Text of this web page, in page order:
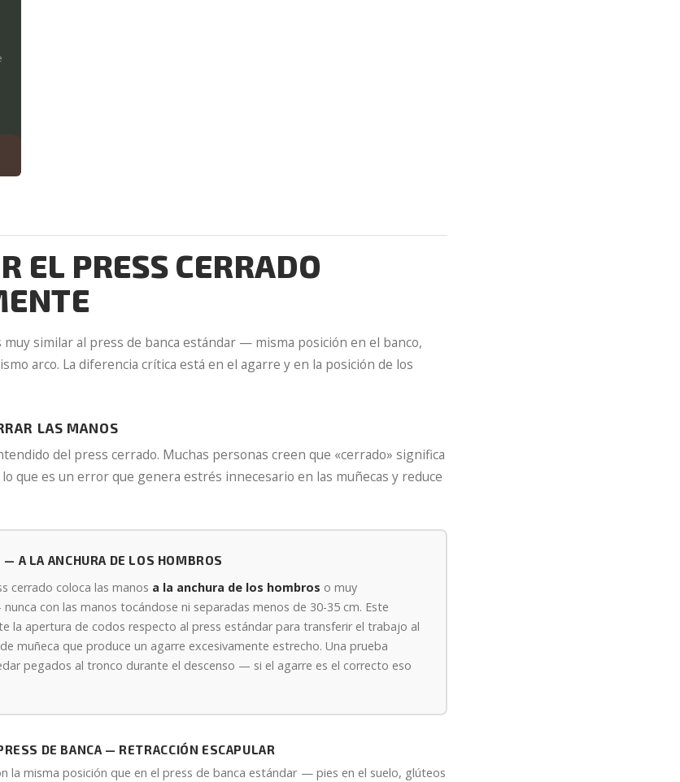
EL PRESS CERRADO
muy similar al press de banca estándar — misma posición en el banco,
arco. La diferencia crítica está en el agarre y en la posición de los
LAS MANOS
del press cerrado. Muchas personas creen que «cerrado» significa
que es un error que genera estrés innecesario en las muñecas y reduce
— A LA ANCHURA DE LOS HOMBROS
cerrado coloca las manos a la anchura de los hombros o muy
con las manos tocándose ni separadas menos de 30-35 cm. Este
la apertura de codos respecto al press estándar para transferir el trabajo al
muñeca que produce un agarre excesivamente estrecho. Una prueba
pegados al tronco durante el descenso — si el agarre es el correcto eso
DE BANCA — RETRACCIÓN ESCAPULAR
la misma posición que en el press de banca estándar — pies en el suelo, glúteos